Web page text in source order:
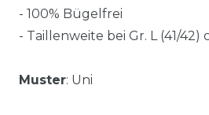
- 100% Bügelfrei
- Taillenweite bei Gr. L (41/42)
Muster: Uni